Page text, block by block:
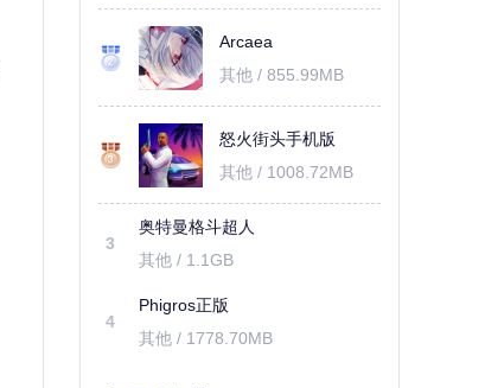
Arcaea
其他 / 855.99MB
怒火街头手机版
其他 / 1008.72MB
3
奥特曼格斗超人
其他 / 1.1GB
4
Phigros正版
其他 / 1778.70MB